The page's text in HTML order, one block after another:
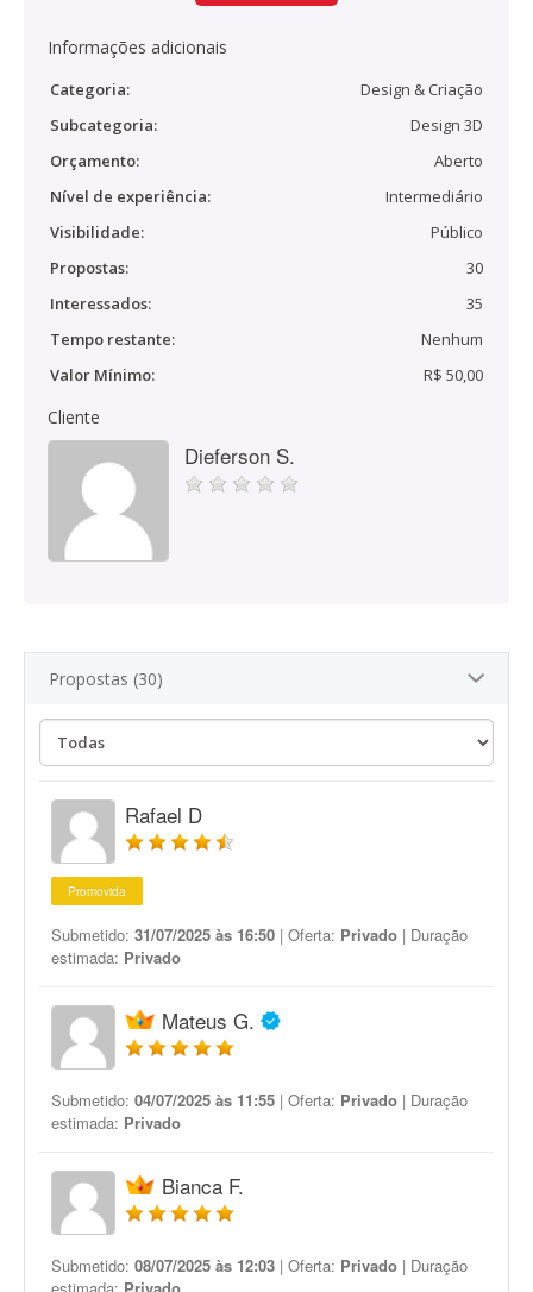
Informações adicionais
Categoria:
Design & Criação
Subcategoria:
Design 3D
Orçamento:
Aberto
Nível de experiência:
Intermediário
Visibilidade:
Público
Propostas:
30
Interessados:
35
Tempo restante:
Nenhum
Valor Mínimo:
R$ 50,00
Cliente
Dieferson S.
Propostas (30)
Rafael D
Promovida
Submetido: 31/07/2025 às 16:50 | Oferta: Privado | Duração
estimada: Privado
Mateus G.
Submetido: 04/07/2025 às 11:55 | Oferta: Privado | Duração
estimada: Privado
Bianca F.
Submetido: 08/07/2025 às 12:03 | Oferta: Privado | Duração